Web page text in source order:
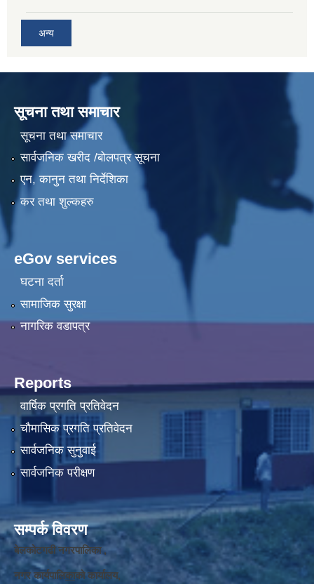
अन्य
सूचना तथा समाचार
सूचना तथा समाचार
सार्वजनिक खरीद /बोलपत्र सूचना
एन, कानुन तथा निर्देशिका
कर तथा शुल्कहरु
eGov services
घटना दर्ता
सामाजिक सुरक्षा
नागरिक वडापत्र
Reports
वार्षिक प्रगति प्रतिवेदन
चौमासिक प्रगति प्रतिवेदन
सार्वजनिक सुनुवाई
सार्वजनिक परीक्षण
सम्पर्क विवरण
बेलकोटगढी नगरपालिका ,
नगर कार्यपालिकाको कार्यालय,